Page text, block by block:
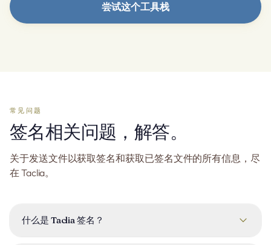
尝试这个工具栈
常见问题
签名相关问题，解答。
关于发送文件以获取签名和获取已签名文件的所有信息，尽
在 Taclia。
什么是 Taclia 签名？